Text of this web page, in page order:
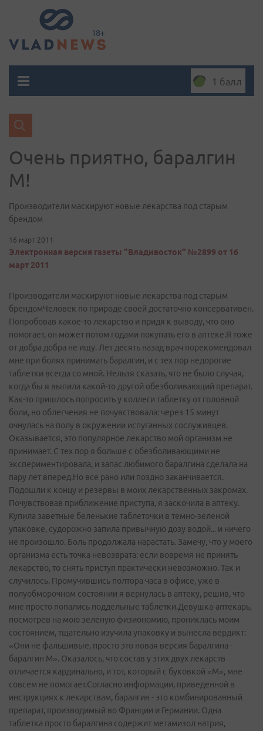
1 балл
Очень приятно, баралгин
М!
Производители маскируют новые лекарства под старым
брендом
16 март 2011
Электронная версия газеты "Владивосток" №2899 от 16
март 2011
Производители маскируют новые лекарства под старым
брендомЧеловек по природе своей достаточно консервативен.
Попробовав какое-то лекарство и придя к выводу, что оно
помогает, он может потом годами покупать его в аптеке.Я тоже
от добра добра не ищу. Лет десять назад врач порекомендовал
мне при болях принимать баралгин, и с тех пор недорогие
таблетки всегда со мной. Нельзя сказать, что не было случая,
когда бы я выпила какой-то другой обезболивающий препарат.
Как-то пришлось попросить у коллеги таблетку от головной
боли, но облегчения не почувствовала: через 15 минут
очнулась на полу в окружении испуганных сослуживцев.
Оказывается, это популярное лекарство мой организм не
принимает. С тех пор я больше с обезболивающими не
экспериментировала, и запас любимого баралгина сделала на
пару лет вперед.Но все рано или поздно заканчивается.
Подошли к концу и резервы в моих лекарственных закромах.
Почувствовав приближение приступа, я заскочила в аптеку.
Купила заветные беленькие таблеточки в темно-зеленой
упаковке, судорожно запила привычную дозу водой... и ничего
не произошло. Боль продолжала нарастать. Замечу, что у моего
организма есть точка невозврата: если вовремя не принять
лекарство, то снять приступ практически невозможно. Так и
случилось. Промучившись полтора часа в офисе, уже в
полуобморочном состоянии я вернулась в аптеку, решив, что
мне просто попались поддельные таблетки.Девушка-аптекарь,
посмотрев на мою зеленую физиономию, прониклась моим
состоянием, тщательно изучила упаковку и вынесла вердикт:
«Они не фальшивые, просто это новая версия баралгина -
баралгин М». Оказалось, что состав у этих двух лекарств
отличается кардинально, и тот, который с буковкой «М», мне
совсем не помогает.Согласно информации, приведенной в
инструкциях к лекарствам, баралгин - это комбинированный
препарат, производимый во Франции и Германии. Одна
таблетка просто баралгина содержит метамизол натрия,